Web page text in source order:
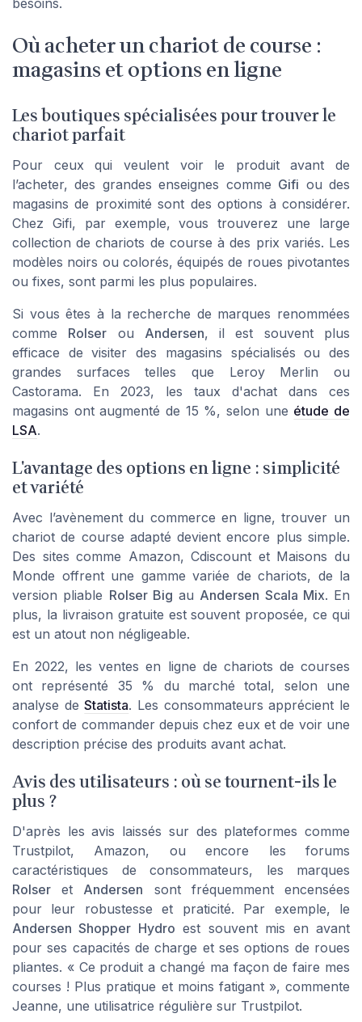
besoins.
Où acheter un chariot de course :
magasins et options en ligne
Les boutiques spécialisées pour trouver le
chariot parfait
Pour ceux qui veulent voir le produit avant de
l’acheter, des grandes enseignes comme Gifi ou des
magasins de proximité sont des options à considérer.
Chez Gifi, par exemple, vous trouverez une large
collection de chariots de course à des prix variés. Les
modèles noirs ou colorés, équipés de roues pivotantes
ou fixes, sont parmi les plus populaires.
Si vous êtes à la recherche de marques renommées
comme Rolser ou Andersen, il est souvent plus
efficace de visiter des magasins spécialisés ou des
grandes surfaces telles que Leroy Merlin ou
Castorama. En 2023, les taux d'achat dans ces
magasins ont augmenté de 15 %, selon une étude de
LSA.
L'avantage des options en ligne : simplicité
et variété
Avec l’avènement du commerce en ligne, trouver un
chariot de course adapté devient encore plus simple.
Des sites comme Amazon, Cdiscount et Maisons du
Monde offrent une gamme variée de chariots, de la
version pliable Rolser Big au Andersen Scala Mix. En
plus, la livraison gratuite est souvent proposée, ce qui
est un atout non négligeable.
En 2022, les ventes en ligne de chariots de courses
ont représenté 35 % du marché total, selon une
analyse deStatista. Les consommateurs apprécient le
confort de commander depuis chez eux et de voir une
description précise des produits avant achat.
Avis des utilisateurs : où se tournent-ils le
plus ?
D'après les avis laissés sur des plateformes comme
Trustpilot, Amazon, ou encore les forums
caractéristiques de consommateurs, les marques
Rolser et Andersen sont fréquemment encensées
pour leur robustesse et praticité. Par exemple, le
Andersen Shopper Hydro est souvent mis en avant
pour ses capacités de charge et ses options de roues
pliantes. « Ce produit a changé ma façon de faire mes
courses ! Plus pratique et moins fatigant », commente
Jeanne, une utilisatrice régulière sur Trustpilot.